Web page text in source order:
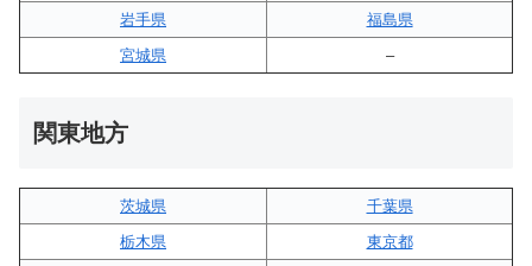
岩手県
福島県
宮城県
–
関東地方
茨城県
千葉県
栃木県
東京都